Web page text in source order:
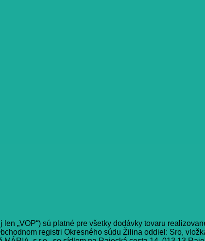
„VOP“) sú platné pre všetky dodávky tovaru
registri Okresného súdu Žilina oddiel: Sro,